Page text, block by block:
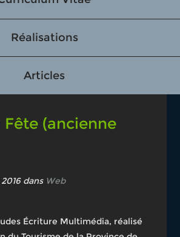
Réalisations
Articles
Fête (ancienne
dans Web
Écriture Multimédia, réalisé